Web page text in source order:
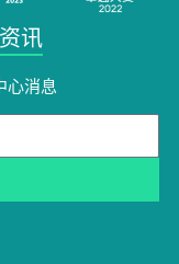
讯
心消息​